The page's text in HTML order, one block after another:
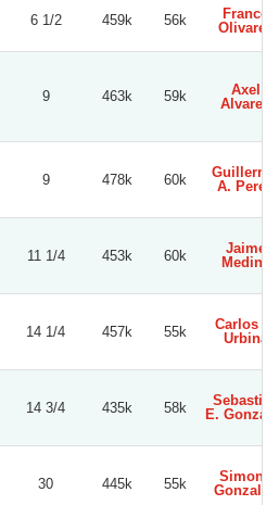
6 1/2 459k 56k
Franco
Olivares
9 463k 59k
Axel
Alvarez
9 478k 60k
Guillermo
A. Perez
11 1/4 453k 60k
Jaime
Medina
14 1/4 457k 55k
Carlos E.
Urbina
14 3/4 435k 58k
Sebastian
E.
30 445k 55k
Simond
Gonzalez